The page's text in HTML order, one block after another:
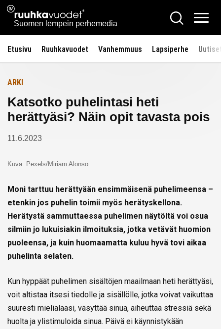
Siirry
sisältöön
Ruuhkavuodet.fi
Suomen lempein perhemedia
Hae
Etusivu Ruuhkavuodet Vanhemmuus Lapsiperhe
Etusivulle
ARKI
Katsotko puhelintasi heti
herättyäsi? Näin opit tavasta pois
11.6.2023
Kuva: Pexels/Miriam Alonso
Moni tarttuu herättyään ensimmäisenä puhelimeensa –
etenkin jos puhelin toimii myös herätyskellona.
Herätystä sammuttaessa puhelimen näytöltä voi osua
silmiin jo lukuisiakin ilmoituksia, jotka vetävät huomion
puoleensa, ja kuin huomaamatta kuluu hyvä tovi aikaa
puhelinta selaten.
Kun hyppäät puhelimen sisältöjen maailmaan heti herättyäsi,
voit altistaa itsesi tiedolle ja sisällölle, jotka voivat vaikuttaa
suuresti mielialaasi, väsyttää sinua, aiheuttaa stressiä sekä
huolta ja ylistimuloida sinua. Päivä ei käynnistykään